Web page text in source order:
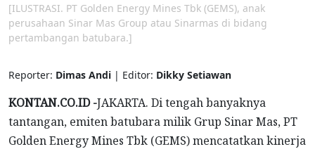
[ILUSTRASI. PT Golden Energy Mines Tbk (GEMS), anak
perusahaan Sinar Mas Group atau Sinarmas di bidang
pertambangan batubara.]
Reporter: Dimas Andi | Editor: Dikky Setiawan
KONTAN.CO.ID -JAKARTA. Di tengah banyaknya
tantangan, emiten batubara milik Grup Sinar Mas, PT
Golden Energy Mines Tbk (GEMS) mencatatkan kinerja